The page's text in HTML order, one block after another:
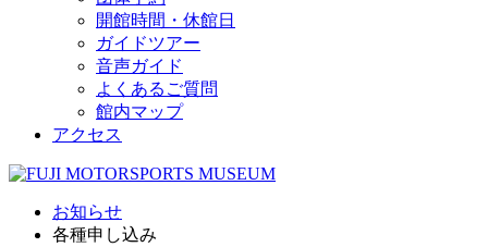
開館時間・休館日
ガイドツアー
音声ガイド
よくあるご質問
館内マップ
アクセス
お知らせ
各種申し込み